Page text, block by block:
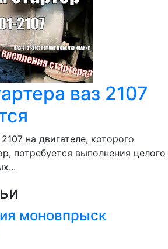
ваз 2107
на двигателе, которого
потребуется выполнения целого
моновпрыск